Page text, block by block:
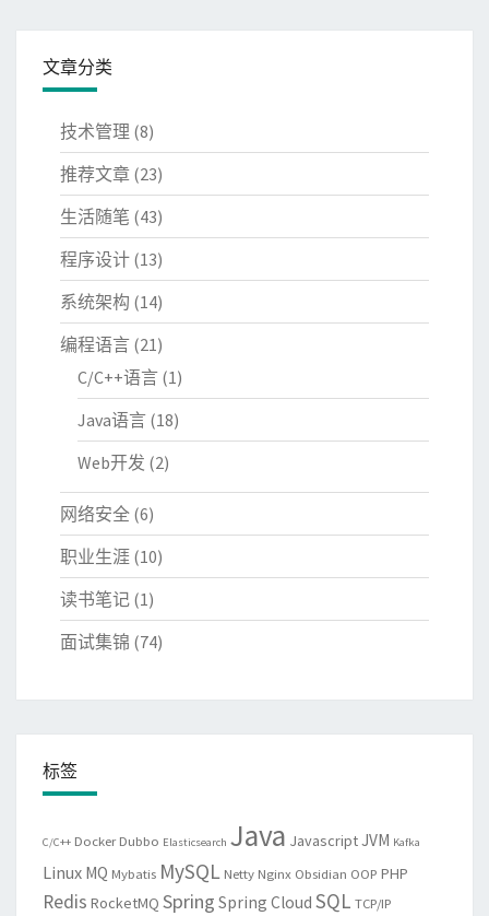
文章分类
技术管理 (8)
推荐文章 (23)
生活随笔 (43)
程序设计 (13)
系统架构 (14)
编程语言 (21)
C/C++语言 (1)
Java语言 (18)
Web开发 (2)
网络安全 (6)
职业生涯 (10)
读书笔记 (1)
面试集锦 (74)
标签
C/C++ Docker Dubbo Elasticsearch Java JavascriptJVM Kafka
Linux MQ Mybatis MySQL Netty Nginx Obsidian OOP PHP
Redis RocketMQ Spring Spring Cloud SQL TCP/IP